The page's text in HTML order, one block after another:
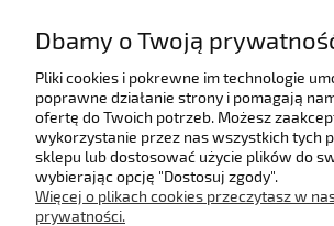
Kurier DPD
Odbiór osobisty(- Odbiór w siedzibie firmy)
Pomoc
Dbamy o Twoją
Pliki cookies i pokrewne im technologie
poprawne działanie strony i pomagają
ofertę do Twoich potrzeb. Możesz
wykorzystanie przez nas wszystkich tych
sklepu lub dostosować użycie plików do
wybierając opcję "Dostosuj zgody".
Więcej o plikach cookies przeczytasz w
prywatności.